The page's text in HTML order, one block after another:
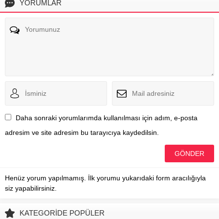
YORUMLAR
Daha sonraki yorumlarımda kullanılması için adım, e-posta
adresim ve site adresim bu tarayıcıya kaydedilsin.
Henüz yorum yapılmamış. İlk yorumu yukarıdaki form aracılığıyla
siz yapabilirsiniz.
KATEGORİDE POPÜLER